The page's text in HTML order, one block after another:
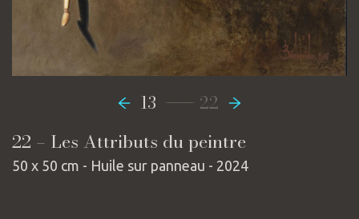
13 ----------------- 22
22 – Les Attributs du peintre
50 x 50 cm - Huile sur panneau - 2024